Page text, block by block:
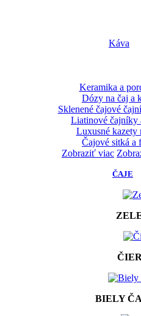
Káva
Keramika a
Dózy na čaj a
Sklenené čajové
Liatinové čajníky
Luxusné kazety
Čajové sitká a
Zobraziť viac
ČAJE
BIELY